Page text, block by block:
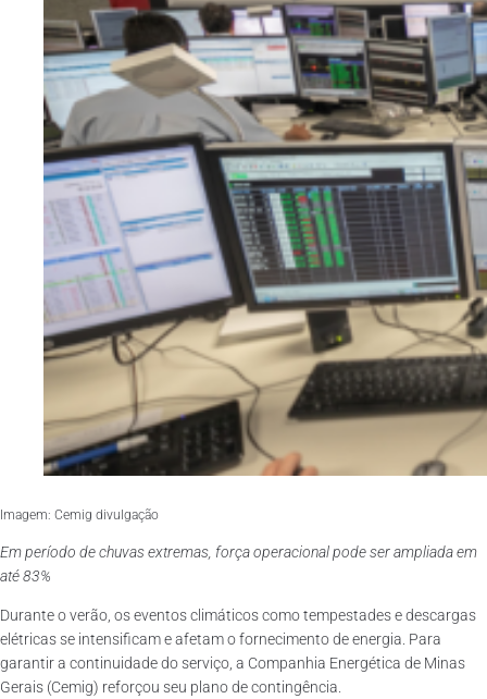
Imagem: Cemig divulgação
Em período de chuvas extremas, força operacional pode ser ampliada em
até 83%
Durante o verão, os eventos climáticos como tempestades e descargas
elétricas se intensificam e afetam o fornecimento de energia. Para
garantir a continuidade do serviço, a Companhia Energética de Minas
Gerais (Cemig) reforçou seu plano de contingência.